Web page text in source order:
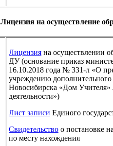
Лицензия на осуществление
Лицензия на осуществлении
ДУ (основание приказ
16.10.2018 года № 331-л «О
учреждению дополнительного
Новосибирска «Дом Учителя»
деятельности»)
Лист записи Единого
Свидетельство о постановке
по месту нахождения